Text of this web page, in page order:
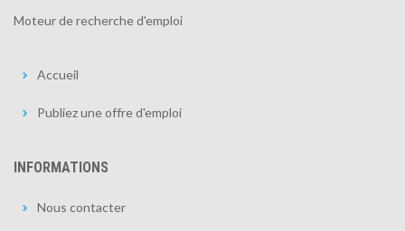
Moteur de recherche d'emploi
Accueil
Publiez une offre d'emploi
INFORMATIONS
Nous contacter